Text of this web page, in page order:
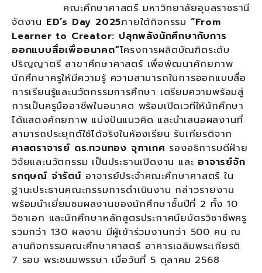
คณะศึกษาศาสตร์ มหาวิทยาลัยอุบลราชธานี
จัดงาน ED’s Day 2025ภายใต้กิจกรรม “From
Learner to Creator: ปลุกพลังนักศึกษากับการ
ออกแบบสื่อเพื่ออนาคต”โครงการผลิตบัณฑิตระดับ
ปริญญาตรี สาขาศึกษาศาสตร์ เพื่อพัฒนาศักยภาพ
นักศึกษาครูให้มีความรู้ ความสามารถในการออกแบบสื่อ
การเรียนรู้และนวัตกรรมการศึกษา เตรียมความพร้อมสู่
การเป็นครูมืออาชีพในอนาคต พร้อมเปิดเวทีให้นักศึกษา
ได้แสดงศักยภาพ แบ่งปันแนวคิด และนำเสนอผลงานที่
สามารถประยุกต์ใช้ได้จริงในห้องเรียน รับเกียรติจาก
ศาสตราจารย์ ดร.ทวนทอง จุฑาเกศ รองอธิการบดีฝ่าย
วิจัยและนวัตกรรม เป็นประธานเปิดงาน และ อาจารย์จัก
รกฤษณ์ จ่ารัตน์ อาจารย์ประจำคณะศึกษาศาสตร์ ใน
ฐานะประธานคณะกรรมการดำเนินงาน กล่าวรายงาน
พร้อมนำเยี่ยมชมผลงานของนักศึกษาชั้นปีที่ 2 ทั้ง 10
วิชาเอก และนักศึกษาหลักสูตรประกาศนียบัตรวิชาชีพครู
รวมกว่า 130 ผลงาน มีผู้เข้าร่วมงานกว่า 500 คน ณ
ลานกิจกรรมคณะศึกษาศาสตร์ อาคารเฉลิมพระเกียรติ
7 รอบ พระชนมพรรษา เมื่อวันที่ 5 ตุลาคม 2568